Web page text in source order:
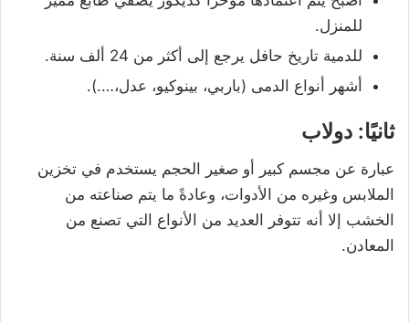
للمنزل.
للدمية تاريخ حافل يرجع إلى أكثر من 24 ألف سنة.
أشهر أنواع الدمى (باربي، بينوكيو، عدل،….).
ثانيًا: دولاب
عبارة عن مجسم كبير أو صغير الحجم يستخدم في تخزين
الملابس وغيره من الأدوات، وعادةً ما يتم صناعته من
الخشب إلا أنه تتوفر العديد من الأنواع التي تصنع من
المعادن.